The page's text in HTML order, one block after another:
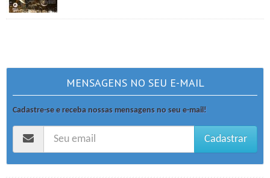
MENSAGENS NO SEU E-MAIL
Cadastre-se e receba nossas mensagens no seu e-mail!
Cadastrar